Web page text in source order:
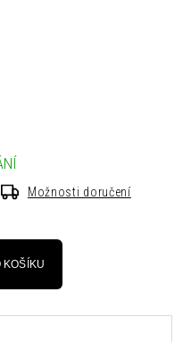
Možnosti doručení
KOŠÍKU